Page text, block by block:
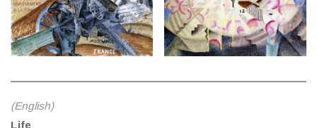
(English)
Life